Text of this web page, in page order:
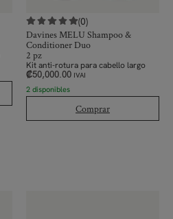
(0)
Davines MELU Shampoo &
Conditioner Duo
2 pz
Kit anti-rotura para cabello largo
₡50,000.00 IVAI
2 disponibles
Comprar